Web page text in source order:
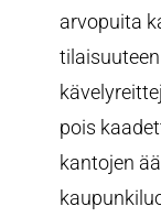
arvopuita
pois
kantojen